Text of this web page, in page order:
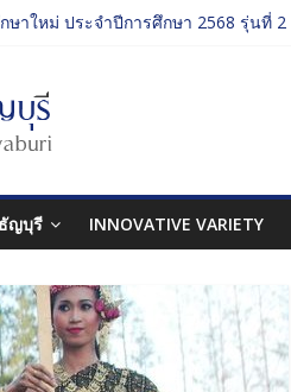
าใหม่ ประจำปีการศึกษา 2568 รุ่นที่ 2
ใหม่ ประจำปีการศึกษา 2568 รุ่นที่ 3
ญบุรี INNOVATIVE VARIETY